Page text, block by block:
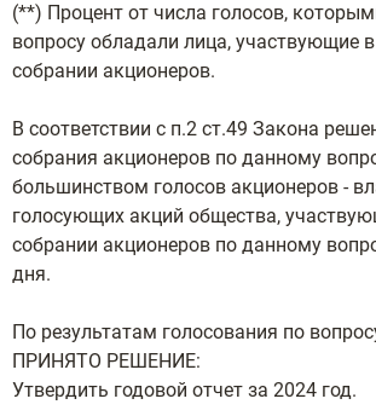
(**) Процент от числа голосов,
вопросу обладали лица, участвующие
собрании акционеров.
В соответствии с п.2 ст.49 Закона
собрания акционеров по данному
большинством голосов акционеров -
голосующих акций общества,
собрании акционеров по данному
дня.
По результатам голосования по
ПРИНЯТО РЕШЕНИЕ:
Утвердить годовой отчет за 2024 год.